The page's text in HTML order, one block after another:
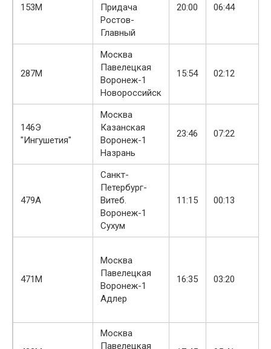
153М
Придача
Ростов-
Главный
20:00 06:44
287М
Москва
Павелецкая
Воронеж-1
Новороссийск
15:54 02:12
146Э
"Ингушетия"
Москва
Казанская
Воронеж-1
Назрань
23:46 07:22
479А
Санкт-
Петербург-
Витеб.
Воронеж-1
Сухум
11:15 00:13
471М
Москва
Павелецкая
Воронеж-1
Адлер
16:35 03:20
Москва
Павелецкая